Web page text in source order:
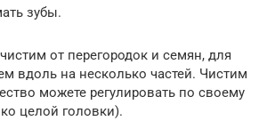
зубы.
от перегородок и семян, для
вдоль на несколько частей. Чистим
можете регулировать по своему
целой головки).